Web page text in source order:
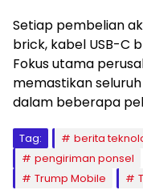
Setiap pembelian
brick, kabel USB-C
Fokus utama
memastikan
dalam beberapa
Tag: berita
pengiriman ponsel
Trump Mobile